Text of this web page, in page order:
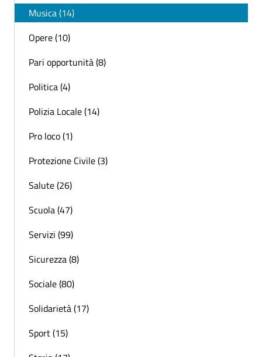
Musica (14)
Opere (10)
Pari opportunità (8)
Politica (4)
Polizia Locale (14)
Pro loco (1)
Protezione Civile (3)
Salute (26)
Scuola (47)
Servizi (99)
Sicurezza (8)
Sociale (80)
Solidarietà (17)
Sport (15)